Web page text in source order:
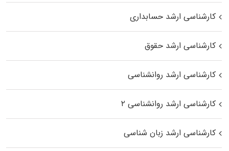
کارشناسی ارشد حسابداری
کارشناسی ارشد حقوق
کارشناسی ارشد روانشناسی
کارشناسی ارشد روانشناسی ۲
کارشناسی ارشد زبان شناسی